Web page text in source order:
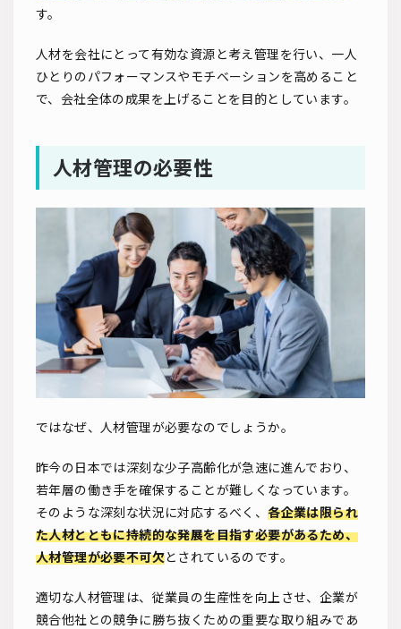
す。
人材を会社にとって有効な資源と考え管理を行い、一人
ひとりのパフォーマンスやモチベーションを高めること
で、会社全体の成果を上げることを目的としています。
人材管理の必要性
ではなぜ、人材管理が必要なのでしょうか。
昨今の日本では深刻な少子高齢化が急速に進んでおり、
若年層の働き手を確保することが難しくなっています。
そのような深刻な状況に対応するべく、各企業は限られ
た人材とともに持続的な発展を目指す必要があるため、
人材管理が必要不可欠とされているのです。
適切な人材管理は、従業員の生産性を向上させ、企業が
競合他社との競争に勝ち抜くための重要な取り組みであ